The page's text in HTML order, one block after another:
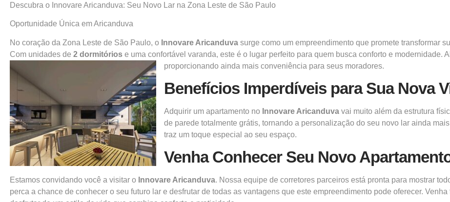
Descubra o Innovare Aricanduva: Seu Novo Lar na Zona Leste de São Paulo
Oportunidade Única em Aricanduva
No coração da Zona Leste de São Paulo, o Innovare Aricanduva surge como um empreendimento que promete transformar
Com unidades de 2 dormitórios e uma confortável varanda, este é o lugar perfeito para quem busca conforto e modernidade.
proporcionando ainda mais conveniência para seus moradores.
Benefícios Imperdíveis para Sua Nova
Adquirir um apartamento no Innovare Aricanduva vai muito além da estrutura
de parede totalmente grátis, tornando a personalização do seu novo lar ainda
traz um toque especial ao seu espaço.
Venha Conhecer Seu Novo
Estamos convidando você a visitar o Innovare Aricanduva. Nossa equipe de corretores parceiros está pronta para mostrar
perca a chance de conhecer o seu futuro lar e desfrutar de todas as vantagens que este empreendimento pode oferecer.